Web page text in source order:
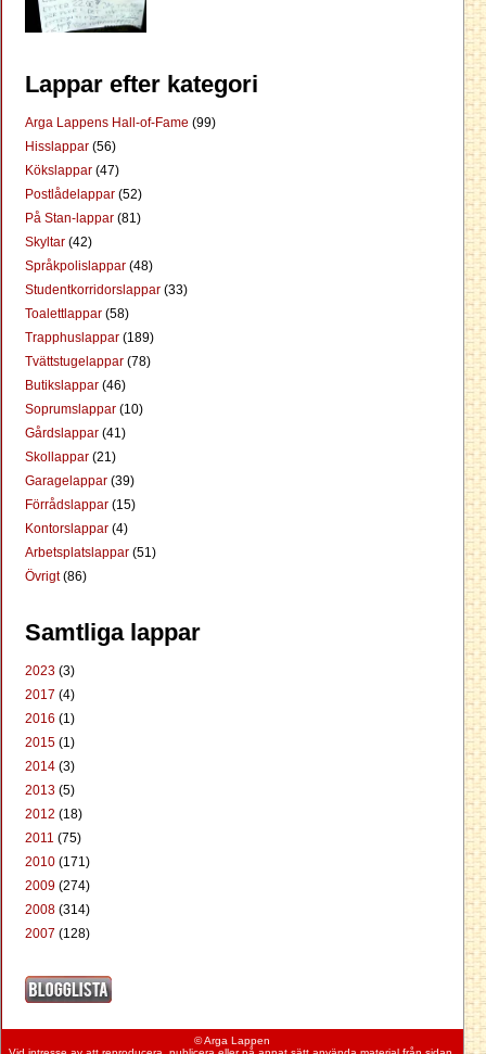
Lappar efter kategori
Arga Lappens Hall-of-Fame (99)
Hisslappar (56)
Kökslappar (47)
Postlådelappar (52)
På Stan-lappar (81)
Skyltar (42)
Språkpolislappar (48)
Studentkorridorslappar (33)
Toalettlappar (58)
Trapphuslappar (189)
Tvättstugelappar (78)
Butikslappar (46)
Soprumslappar (10)
Gårdslappar (41)
Skollappar (21)
Garagelappar (39)
Förrådslappar (15)
Kontorslappar (4)
Arbetsplatslappar (51)
Övrigt(86)
Samtliga lappar
2023 (3)
2017 (4)
2016 (1)
2015 (1)
2014 (3)
2013 (5)
2012 (18)
2011 (75)
2010 (171)
2009 (274)
2008 (314)
2007 (128)
© Arga Lappen